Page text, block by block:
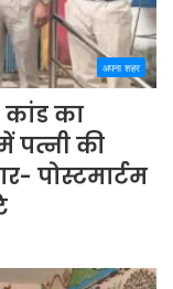
अपना शहर
कांड का
पत्नी की
पोस्टमार्टम